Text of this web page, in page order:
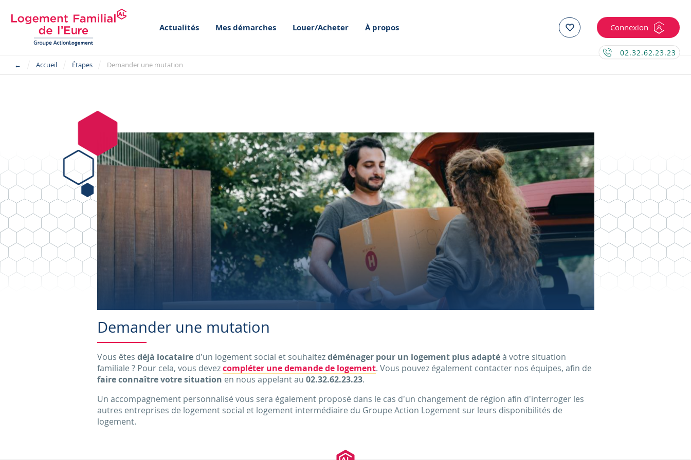
Actualités Mes démarches Louer/Acheter À propos Connexion
02.32.62.23.23
← Accueil Étapes Demander une mutation
Demander une mutation
Vous êtes déjà locataired’un logement social et souhaitezdéménager pour un logement plus adaptéà votre situation
familiale ? Pour cela, vous devezcompléter une demande de logement. Vous pouvez également contacter nos équipes, afin de
faire connaître votre situation en nous appelant au 02.32.62.23.23.
Un accompagnement personnalisé vous sera également proposé dans le cas d’un changement de région afin d’interroger les
autres entreprises de logement social et logement intermédiaire du Groupe Action Logement sur leurs disponibilités de
logement.